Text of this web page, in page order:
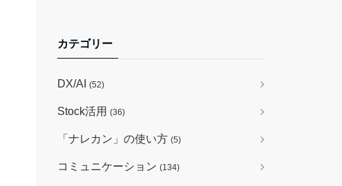
カテゴリー
DX/AI (52)
Stock活用 (36)
「ナレカン」の使い方 (5)
コミュニケーション (134)